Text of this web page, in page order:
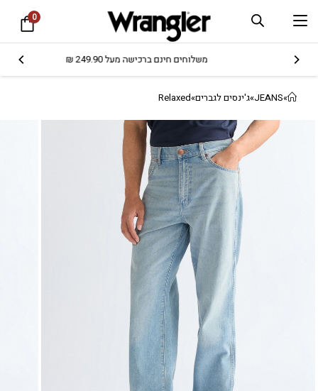
0
משלוחים חינם ברכישה מעל 249.90 ₪
»
JEANS
»ג'ינסים לגברים»
Relaxed